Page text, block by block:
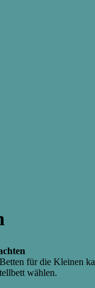
für die Kleinen
wählen.